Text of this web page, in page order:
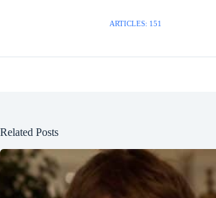
ARTICLES: 151
Related Posts